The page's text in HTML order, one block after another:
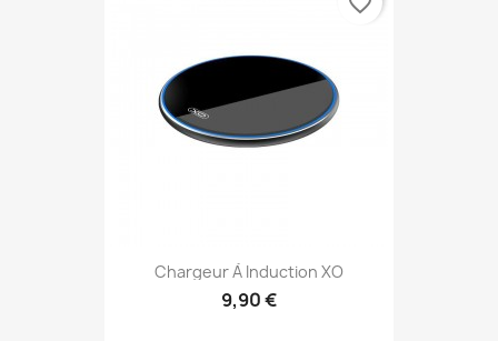
Chargeur À Induction XO
9,90 €